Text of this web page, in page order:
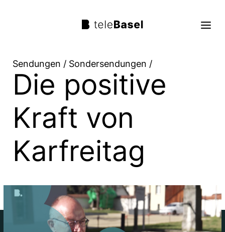
Live TV
Sendungen
TV Programm
Über uns
Trag mit!
Sendungen / Sondersendungen /
Die positive
Kraft von
Karfreitag